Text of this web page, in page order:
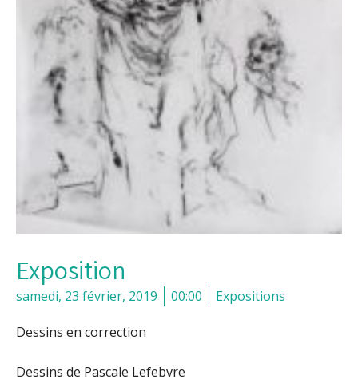
Exposition
samedi, 23 février, 2019 00:00 Expositions
Dessins en correction
Dessins de Pascale Lefebvre